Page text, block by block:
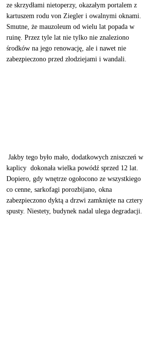
ze skrzydłami nietoperzy, okazałym portalem z
kartuszem rodu von Ziegler i owalnymi oknami.
Smutne, że mauzoleum od wielu lat popada w
ruinę. Przez tyle lat nie tylko nie znaleziono
środków na jego renowację, ale i nawet nie
zabezpieczono przed złodziejami i wandali.
kaplicy  dokonała wielka powódź sprzed 12 lat.
Dopiero, gdy wnętrze ogołocono ze wszystkiego
co cenne, sarkofagi porozbijano, okna
zabezpieczono dyktą a drzwi zamknięte na cztery
spusty. Niestety, budynek nadal ulega degradacji.